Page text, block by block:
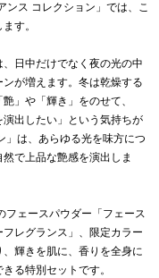
ンス コレクション」では、こ
す。
日中だけでなく夜の光の中
が増えます。冬は乾燥する
」や「輝き」をのせて、
演出したい」という気持ちが
」は、あらゆる光を味方につ
で上品な艶感を演出しま
フェースパウダー「フェース
レグランス」、限定カラー
輝きを肌に、香りを全身に
る特別セットです。